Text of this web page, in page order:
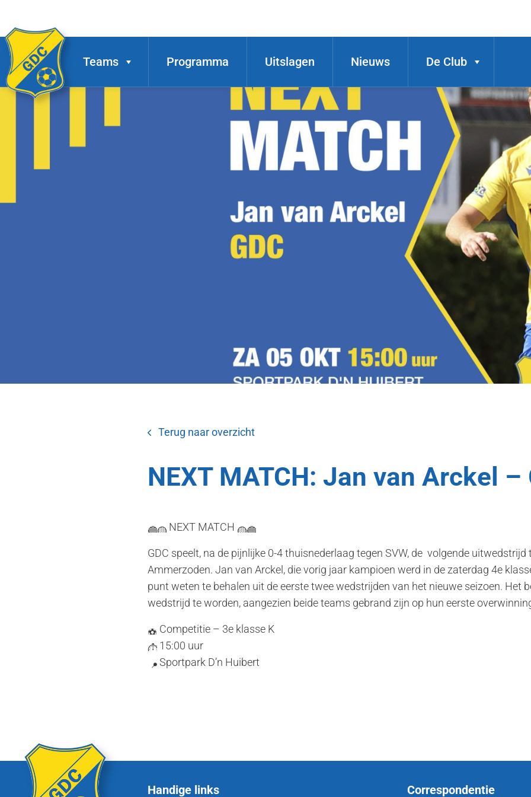
Teams Programma Uitslagen Nieuws De Club
Terug naar overzicht
NEXT MATCH: Jan van Arckel –
NEXT MATCH
GDC speelt, na de pijnlijke 0-4 thuisnederlaag tegen SVW, de volgende
Ammerzoden. Jan van Arckel, die vorig jaar kampioen werd in de zaterdag 4e
punt weten te behalen uit de eerste twee wedstrijden van het nieuwe seizoen. Het
wedstrijd te worden, aangezien beide teams gebrand zijn op hun eerste
Competitie – 3e klasse K
15:00 uur
Sportpark D’n Huibert
Handige links Correspondentie